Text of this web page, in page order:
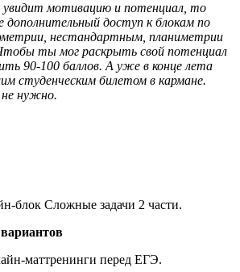
увидит мотивацию и потенциал, то
доступ к блокам по
нестандартным, планиметрии
ты мог раскрыть свой потенциал
90-100 баллов. А уже в конце лета
студенческим билетом в кармане.
нужно.
блок Сложные задачи 2 части.
маттренинги перед ЕГЭ.